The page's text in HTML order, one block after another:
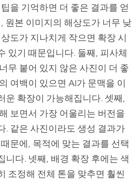
을 기억하면 더 좋은 결과를 얻
원본 이미지의 해상도가 너무 낮
도가 지나치게 작으면 확장 시
있기 때문입니다. 둘째, 피사체
무 붙어 있지 않은 사진이 더 좋
여백이 있으면 AI가 문맥을 이
운 확장이 가능해집니다. 셋째,
보면서 가장 어울리는 버전을
. 같은 사진이라도 생성 결과가
문에, 목적에 맞는 결과를 선택
니다. 넷째, 배경 확장 후에는 색
조정해 전체 톤을 맞추면 훨씬